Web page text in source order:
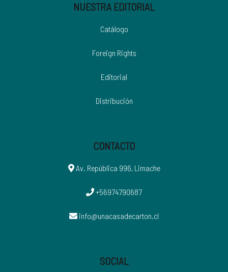
NUESTRA EDITORIAL
Catálogo
Foreign Rights
Editorial
Distribución
CONTACTO
Av. República 996, Limache
+56974790687
info@unacasadecarton.cl
SOCIAL